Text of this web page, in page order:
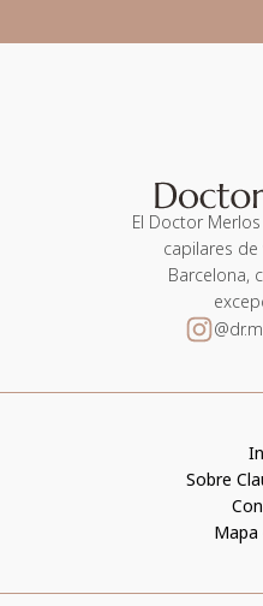
El Doctor
capilares
Barcelona,
Sobre